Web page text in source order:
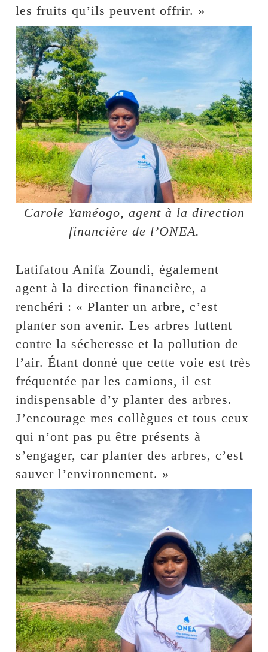
les fruits qu’ils peuvent offrir. »
Carole Yaméogo, agent à la direction
financière de l’ONEA.
Latifatou Anifa Zoundi, également
agent à la direction financière, a
renchéri : « Planter un arbre, c’est
planter son avenir. Les arbres luttent
contre la sécheresse et la pollution de
l’air. Étant donné que cette voie est très
fréquentée par les camions, il est
indispensable d’y planter des arbres.
J’encourage mes collègues et tous ceux
qui n’ont pas pu être présents à
s’engager, car planter des arbres, c’est
sauver l’environnement. »